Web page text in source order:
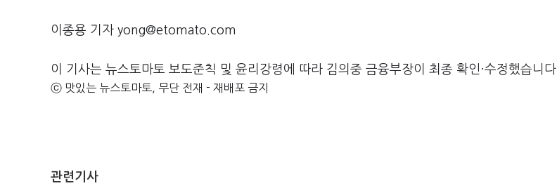
이종용 기자 yong@etomato.com
이 기사는 뉴스토마토 보도준칙 및 윤리강령에 따라 김의중 금융부장이 최종 확인·수정했습니다.
ⓒ 맛있는 뉴스토마토, 무단 전재 - 재배포 금지
관련기사